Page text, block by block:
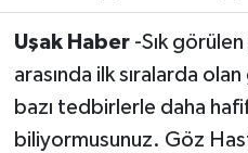
Uşak Haber -Sık görülen
arasında ilk sıralarda
bazı tedbirlerle daha
biliyormusunuz. Göz
POLİTİKA